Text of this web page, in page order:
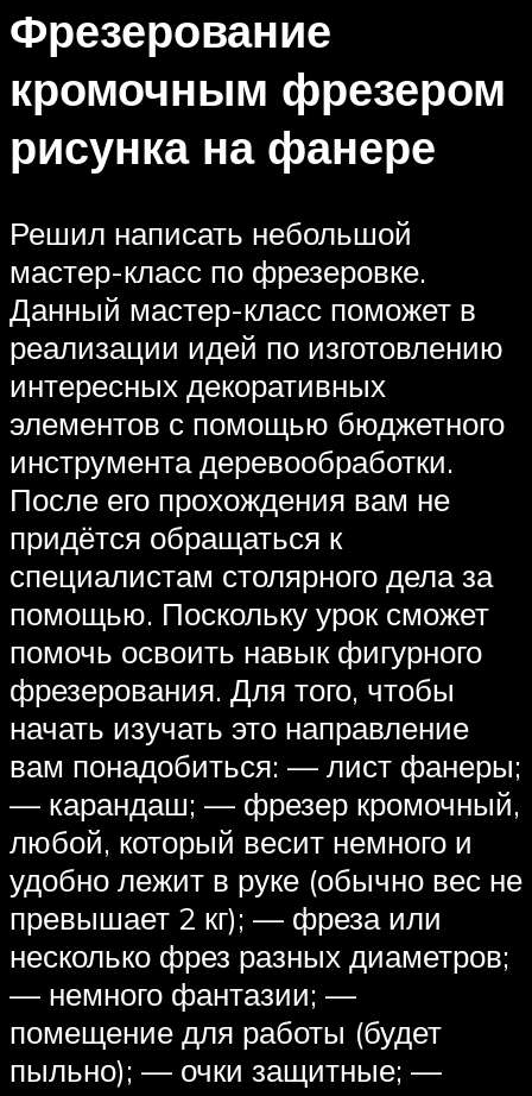
Фрезерование
кромочным фрезером
рисунка на фанере
Решил написать небольшой
мастер-класс по фрезеровке.
Данный мастер-класс поможет в
реализации идей по изготовлению
интересных декоративных
элементов с помощью бюджетного
инструмента деревообработки.
После его прохождения вам не
придётся обращаться к
специалистам столярного дела за
помощью. Поскольку урок сможет
помочь освоить навык фигурного
фрезерования. Для того, чтобы
начать изучать это направление
вам понадобиться: — лист фанеры;
— карандаш; — фрезер кромочный,
любой, который весит немного и
удобно лежит в руке (обычно вес не
превышает 2 кг); — фреза или
несколько фрез разных диаметров;
— немного фантазии; —
помещение для работы (будет
пыльно); — очки защитные; —